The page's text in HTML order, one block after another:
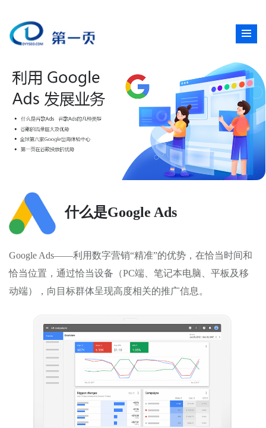
什么是Google Ads
Google Ads——利用数字营销“精准”的优势，在恰当时间和
恰当位置，通过恰当设备（PC端、笔记本电脑、平板及移
动端），向目标群体呈现高度相关的推广信息。